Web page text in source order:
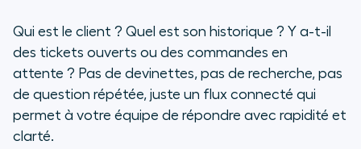
Qui est le client ? Quel est son historique ? Y a-t-il
des tickets ouverts ou des commandes en
attente ? Pas de devinettes, pas de recherche, pas
de question répétée, juste un flux connecté qui
permet à votre équipe de répondre avec rapidité et
clarté.